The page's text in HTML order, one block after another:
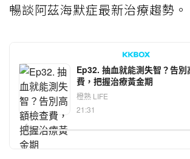
暢談阿茲海默症最新治療趨勢。